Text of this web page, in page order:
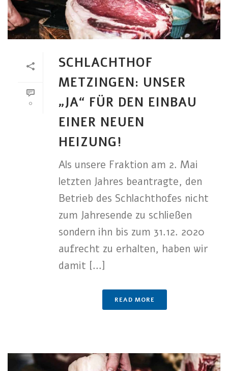
0
SCHLACHTHOF
METZINGEN: UNSER
„JA“ FÜR DEN EINBAU
EINER NEUEN
HEIZUNG!
Als unsere Fraktion am 2. Mai
letzten Jahres beantragte, den
Betrieb des Schlachthofes nicht
zum Jahresende zu schließen
sondern ihn bis zum 31.12. 2020
aufrecht zu erhalten, haben wir
damit [...]
READ MORE